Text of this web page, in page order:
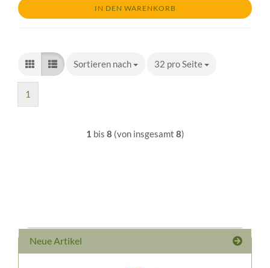
IN DEN WARENKORB
Sortieren nach
Sortieren nach 32 pro Seite
pro Seite
1
1 bis 8 (von insgesamt 8)
Neue Artikel